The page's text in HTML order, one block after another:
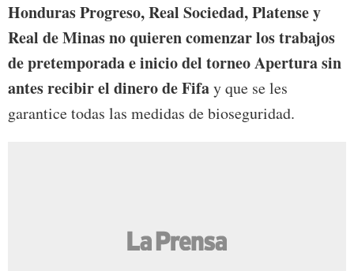
Honduras Progreso, Real Sociedad, Platense y
Real de Minas no quieren comenzar los trabajos
de pretemporada e inicio del torneo Apertura sin
antes recibir el dinero de Fifay que se les
garantice todas las medidas de bioseguridad.